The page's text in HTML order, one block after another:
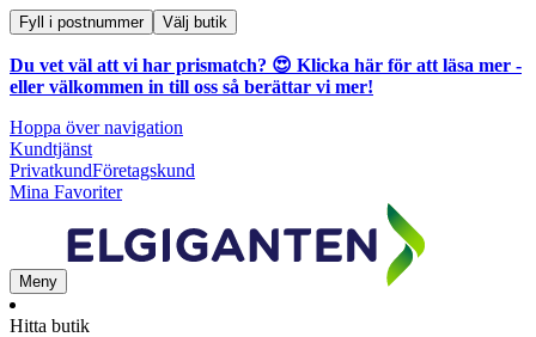
Fyll i postnummer Välj butik
Du vet väl att vi har prismatch? 😍 Klicka här för att läsa mer -
eller välkommen in till oss så berättar vi mer!
Hoppa över navigation
Kundtjänst
PrivatkundFöretagskund
Mina Favoriter
Meny
Hitta butik